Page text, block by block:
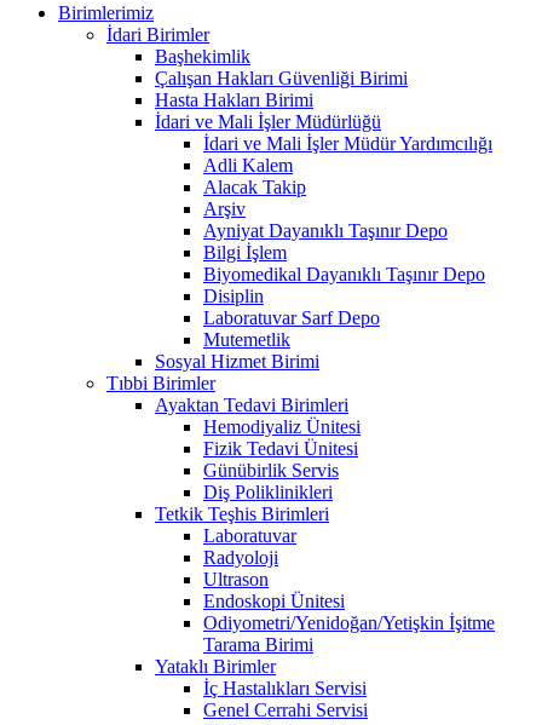
Birimlerimiz
İdari Birimler
Başhekimlik
Çalışan Hakları Güvenliği Birimi
Hasta Hakları Birimi
İdari ve Mali İşler Müdürlüğü
İdari ve Mali İşler Müdür Yardımcılığı
Adli Kalem
Alacak Takip
Arşiv
Ayniyat Dayanıklı Taşınır Depo
Bilgi İşlem
Biyomedikal Dayanıklı Taşınır Depo
Disiplin
Laboratuvar Sarf Depo
Mutemetlik
Sosyal Hizmet Birimi
Tıbbi Birimler
Ayaktan Tedavi Birimleri
Hemodiyaliz Ünitesi
Fizik Tedavi Ünitesi
Günübirlik Servis
Diş Poliklinikleri
Tetkik Teşhis Birimleri
Laboratuvar
Radyoloji
Ultrason
Endoskopi Ünitesi
Odiyometri/Yenidoğan/Yetişkin İşitme
Tarama Birimi
Yataklı Birimler
İç Hastalıkları Servisi
Genel Cerrahi Servisi